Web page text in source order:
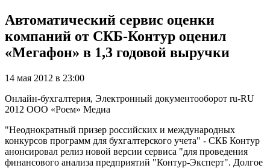
Автоматический сервис оценки
компаний от СКБ-Контур оценил
«Мегафон» в 1,3 годовой выручки
14 мая 2012 в 23:00
Онлайн-бухгалтерия, Электронный документооборот ru-RU
2012 ООО «Роем» Медиа
"Неоднократный призер российских и международных
конкурсов программ для бухгалтерского учета" - СКБ Контур
анонсировал релиз новой версии сервиса "для проведения
финансового анализа предприятий "Контур-Эксперт". Долгое